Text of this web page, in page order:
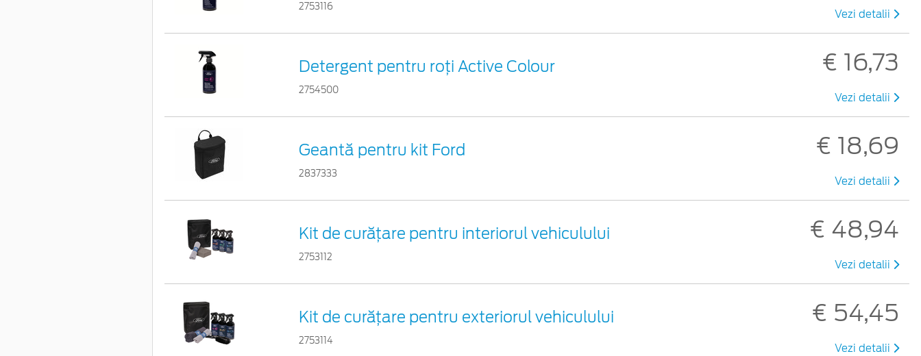
2753116
Vezi detalii
Detergent pentru roți Active Colour
2754500
€ 16,73
Vezi detalii
Geantă pentru kit Ford
2837333
€ 18,69
Vezi detalii
Kit de curățare pentru interiorul vehiculului
2753112
€ 48,94
Vezi detalii
Kit de curățare pentru exteriorul vehiculului
2753114
€ 54,45
Vezi detalii